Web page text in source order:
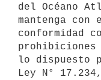
del Océano
mantenga con
conformidad
prohibiciones
lo dispuesto
Ley N°